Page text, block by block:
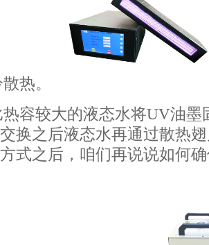
热。
热容较大的液态水将UV油墨
换之后液态水再通过散热
式之后，咱们再说说如何